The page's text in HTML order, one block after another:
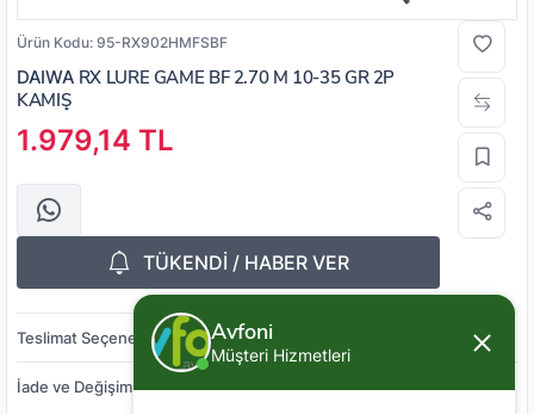
Ürün Kodu: 95-RX902HMFSBF
DAIWA RX LURE GAME BF 2.70 M 10-35 GR 2P
KAMIŞ
1.979,14 TL
TÜKENDİ / HABER VER
Teslimat Seçenekleri
İade ve Değişim
Avfoni
Müşteri Hizmetleri